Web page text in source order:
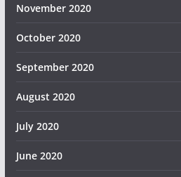
November 2020
October 2020
September 2020
August 2020
July 2020
June 2020